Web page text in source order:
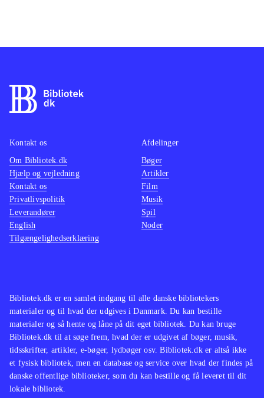
Bibliotek.dk er en samlet indgang til alle danske bibliotekers
materialer og til hvad der udgives i Danmark. Du kan bestille
materialer og så hente og låne på dit eget bibliotek. Du kan bruge
Bibliotek.dk til at søge frem, hvad der er udgivet af bøger, musik,
tidsskrifter, artikler, e-bøger, lydbøger osv. Bibliotek.dk er altså ikke
et fysisk bibliotek, men en database og service over hvad der findes på
danske offentlige biblioteker, som du kan bestille og få leveret til dit
lokale bibliotek.
Kontakt os
Om Bibliotek.dk
Hjælp og vejledning
Kontakt os
Privatlivspolitik
Leverandører
English
Tilgængelighedserklæring
Afdelinger
Bøger
Artikler
Film
Musik
Spil
Noder